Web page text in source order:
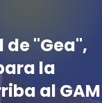
"Gea",
la
al GAM